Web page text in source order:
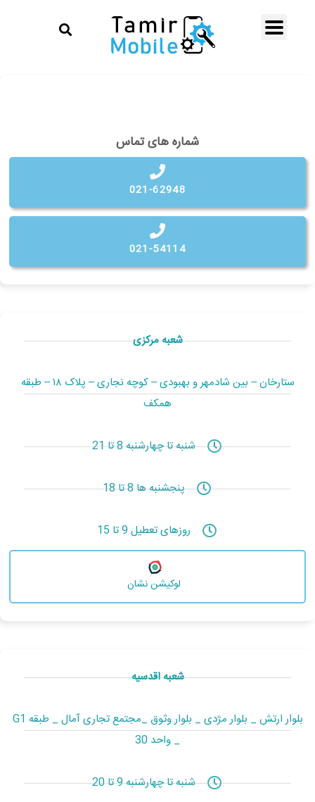
شماره های تماس
021-62948
021-54114
شعبه مرکزی
ستارخان – بین شادمهر و بهبودی – کوچه نجاری – پلاک ۱۸ – طبقه
همکف
شنبه تا چهارشنبه 8 تا 21
پنجشنبه ها 8 تا 18
روزهای تعطیل 9 تا 15
لوکیشن نشان
شعبه اقدسیه
بلوار ارتش _ بلوار مژدی _ بلوار وثوق _مجتمع تجاری آمال _ طبقه G1
_ واحد 30
شنبه تا چهارشنبه 9 تا 20